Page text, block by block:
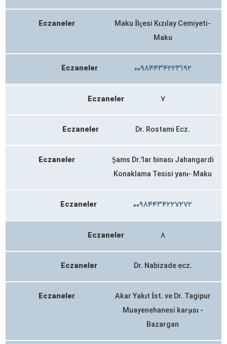
Eczaneler
Maku İlçesi Kızılay Cemiyeti-
Maku
Eczaneler ۰۰۹۸۴۴۳۴۲۲۳۱۹۲
Eczaneler ۷
Eczaneler Dr. Rostami Ecz.
Eczaneler
Şams Dr.’lar binası Jahangardi
Konaklama Tesisi yanı- Maku
Eczaneler ۰۰۹۸۴۴۳۴۲۲۷۲۷۲
Eczaneler ۸
Eczaneler Dr. Nabizade ecz.
Eczaneler
Akar Yakıt İst. ve Dr. Tagipur
Muayenehanesi karşısı -
Bazargan